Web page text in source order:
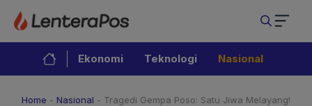
Langsung
isi
Ekonomi Teknologi Nasional
Home - Nasional - Tragedi Gempa Poso: Satu Jiwa Melayang!